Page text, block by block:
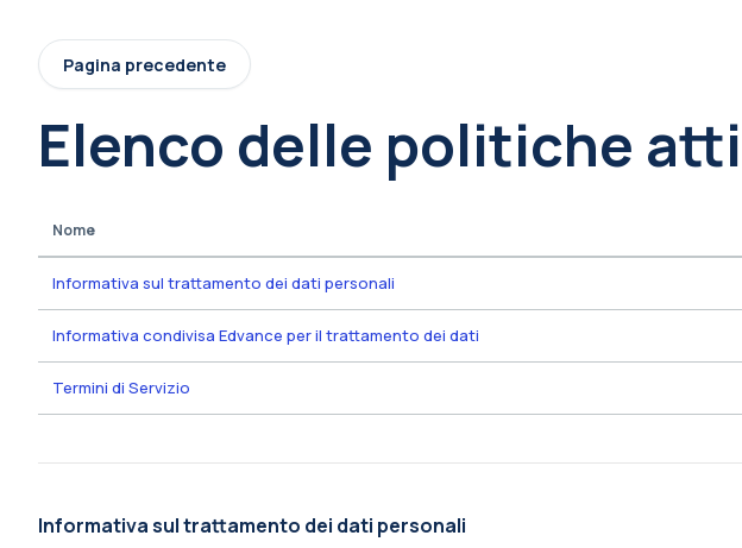
Pagina precedente
Elenco delle politiche
Nome
Informativa sul trattamento dei dati personali
Informativa condivisa Edvance per il trattamento dei dati
Termini di Servizio
Informativa sul trattamento dei dati personali